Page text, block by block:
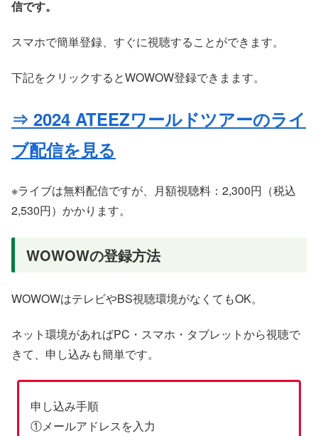
信です。
スマホで簡単登録、すぐに視聴することができます。
下記をクリックするとWOWOW登録できまます。
⇒ 2024 ATEEZワールドツアーのライ
ブ配信を見る
※ライブは無料配信ですが、月額視聴料：2,300円（税込
2,530円）かかります。
WOWOWの登録方法
WOWOWはテレビやBS視聴環境がなくてもOK。
ネット環境があればPC・スマホ・タブレットから視聴で
きて、申し込みも簡単です。
申し込み手順
①メールアドレスを入力